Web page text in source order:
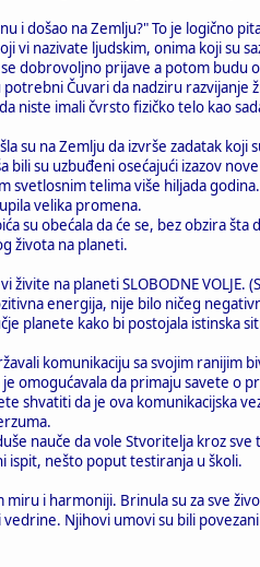
i došao na Zemlju?" To je logično
vi nazivate ljudskim, onima koji su
dobrovoljno prijave a potom budu
Čuvari da nadziru razvijanje
niste imali čvrsto fizičko telo kao
su na Zemlju da izvrše zadatak
su uzbuđeni osećajući izazov
svetlosnim telima više hiljada godina.
velika promena.
su obećala da će se, bez obzira šta
života na planeti.
na planeti SLOBODNE VOLJE.
energija, nije bilo ničeg
planete kako bi postojala istinska
komunikaciju sa svojim ranijim
omogućavala da primaju savete o
shvatiti da je ova komunikacijska
nauče da vole Stvoritelja kroz
ispit, nešto poput testiranja u školi.
i harmoniji. Brinula su za sve
Njihovi umovi su bili